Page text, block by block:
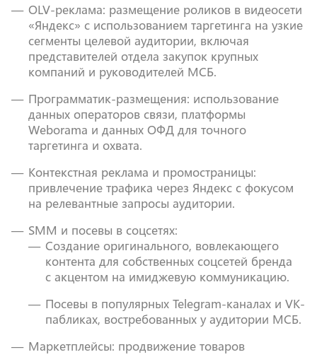
OLV-реклама: размещение роликов в видеосети
«Яндекс» с использованием таргетинга на узкие
сегменты целевой аудитории, включая
представителей отдела закупок крупных
компаний и руководителей МСБ.
Программатик-размещения: использование
данных операторов связи, платформы
Weborama и данных ОФД для точного
таргетинга и охвата.
Контекстная реклама и промостраницы:
привлечение трафика через Яндекс с фокусом
на релевантные запросы аудитории.
SMM и посевы в соцсетях:
Создание оригинального, вовлекающего
контента для собственных соцсетей бренда
с акцентом на имиджевую коммуникацию.
Посевы в популярных Telegram-каналах и VK-
пабликах, востребованных у аудитории МСБ.
Маркетплейсы: продвижение товаров